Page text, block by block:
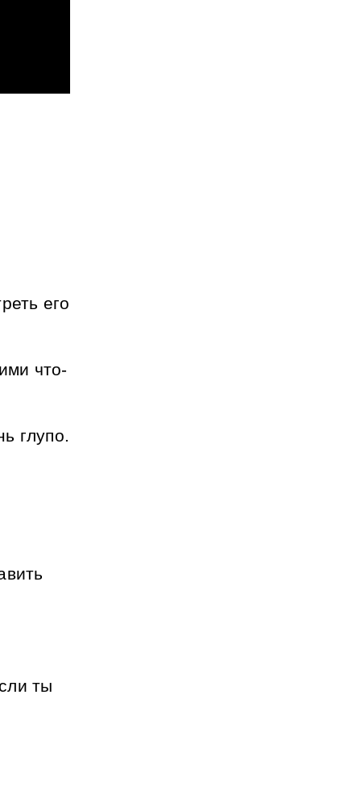
его
что-
глупо.
ты